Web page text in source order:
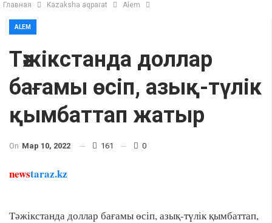
Главная Kazaksha aqparat Alem
ALEM
Тәжікстанда доллар
бағамы өсіп, азық-түлік
қымбаттап жатыр
On Мар 10, 2022 161 0
newstaraz.kz
Тәжікстанда доллар бағамы өсіп, азық-түлік қымбаттап,